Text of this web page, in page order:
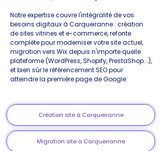
Notre expertise couvre l'intégralité de vos
besoins digitaux à Carqueiranne : création
de sites vitrines et e-commerce, refonte
complète pour moderniser votre site actuel,
migration vers Wix depuis n'importe quelle
plateforme (WordPress, Shopify, PrestaShop...),
et bien sûr le référencement SEO pour
atteindre la première page de Google.
Création site à Carqueiranne
Migration site à Carqueiranne